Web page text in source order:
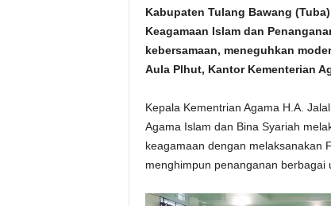
Kabupaten Tulang Bawang
Keagamaan Islam dan
kebersamaan, meneguhkan
Aula Plhut, Kantor Kementerian
Kepala Kementrian Agama H.A.
Agama Islam dan Bina Syariah
keagamaan dengan melaksanakan
menghimpun penanganan berbagai